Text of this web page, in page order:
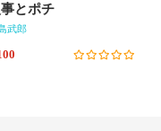
とポチ
武郎